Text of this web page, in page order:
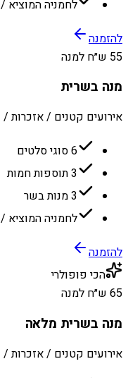
לחמניה המוציא /
להזמנה
55 ש״ח למנה
מנה בשרית
אירועים קטנים / אזכרות
6 סוגי סלטים
3 תוספות חמות
3 מנות בשר
לחמניה המוציא /
להזמנה
הכי פופולרי
65 ש״ח למנה
מנה בשרית מלאה
אירועים קטנים / אזכרות